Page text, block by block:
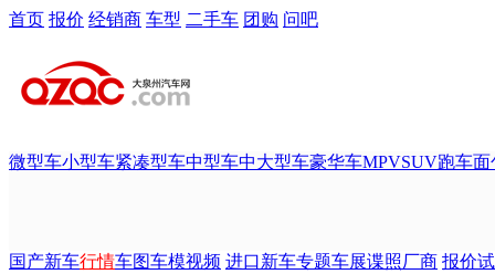
首页 报价 经销商 车型 二手车 团购 问吧
微型车小型车紧凑型车中型车中大型车豪华车MPVSUV跑车面
国产新车行情车图车模视频 进口新车专题车展谍照厂商 报价